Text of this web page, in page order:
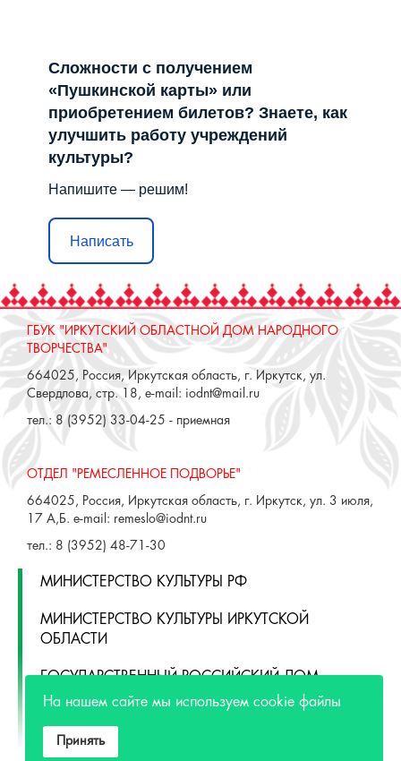
Лента не найдена
Решаем вместе
Сложности с получением
«Пушкинской карты» или
приобретением билетов? Знаете, как
улучшить работу учреждений
Напишите — решим!
Написать
ГБУК "ИРКУТСКИЙ ОБЛАСТНОЙ ДОМ НАРОДНОГО
ТВОРЧЕСТВА"
Свердлова, стр. 18, e-mail: iodnt@mail.ru
тел.: 8 (3952) 33-04-25 - приемная
ОТДЕЛ "РЕМЕСЛЕННОЕ ПОДВОРЬЕ"
На нашем сайте мы используем cookie файлы
Принять